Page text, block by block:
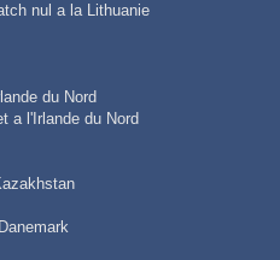
nul a la Lithuanie
du Nord
a l'Irlande du Nord